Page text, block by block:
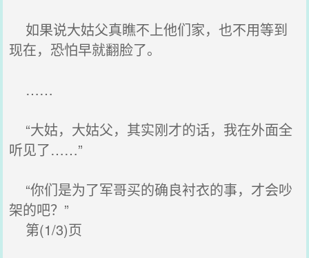
如果说大姑父真瞧不上他们家，也不用等到
现在，恐怕早就翻脸了。
……
“大姑，大姑父，其实刚才的话，我在外面全
听见了……”
“你们是为了军哥买的确良衬衣的事，才会吵
架的吧？”
第(1/3)页